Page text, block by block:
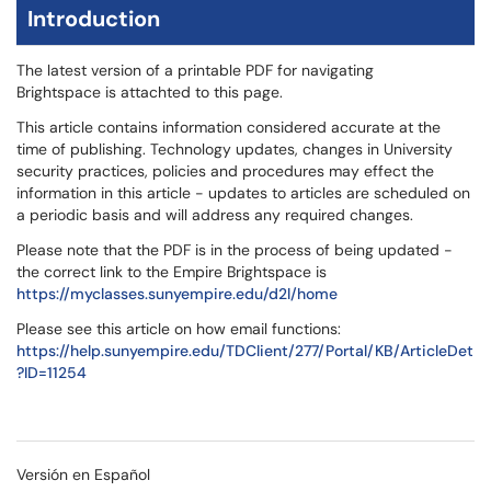
Introduction
The latest version of a printable PDF for navigating
Brightspace is attachted to this page.
This article contains information considered accurate at the
time of publishing. Technology updates, changes in University
security practices, policies and procedures may effect the
information in this article - updates to articles are scheduled on
a periodic basis and will address any required changes.
Please note that the PDF is in the process of being updated -
the correct link to the Empire Brightspace is
https://myclasses.sunyempire.edu/d2l/home
Please see this article on how email functions:
https://help.sunyempire.edu/TDClient/277/Portal/KB/ArticleDet
?ID=11254
Versión en Español